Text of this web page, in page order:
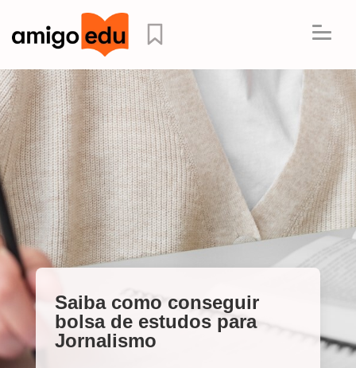
Saiba como conseguir
bolsa de estudos para
Jornalismo